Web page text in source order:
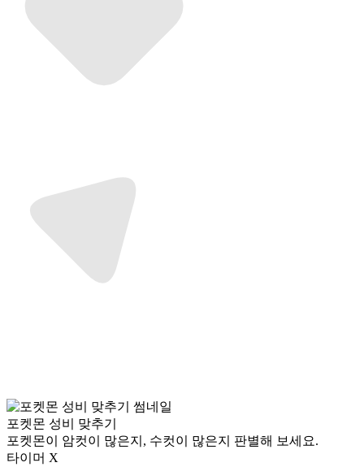
포켓몬 성비 맞추기
포켓몬이 암컷이 많은지, 수컷이 많은지 판별해 보세요.
타이머 X